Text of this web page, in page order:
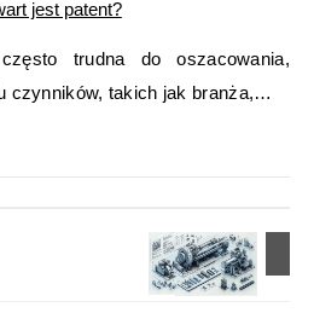
jest patent?
trudna do oszacowania,
czynników, takich jak branża,…